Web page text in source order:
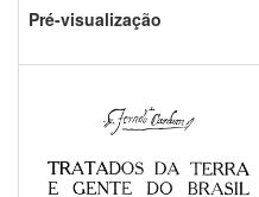
Pré-visualização